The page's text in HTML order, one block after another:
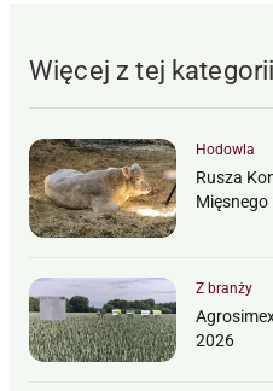
Więcej z tej kategorii
Hodowla
Rusza
Z branży
2026